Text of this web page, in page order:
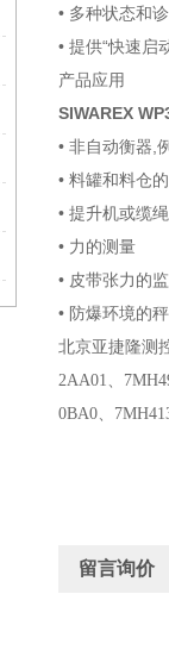
• 多种状态和
• 提供“快速启
产品应用
SIWAREX
• 非自动衡器,
• 料罐和料仓
• 提升机或缆
• 力的测量
• 皮带张力的
• 防爆环境的秤
北京亚捷隆测
2AA01、
0BA0、
留言询价